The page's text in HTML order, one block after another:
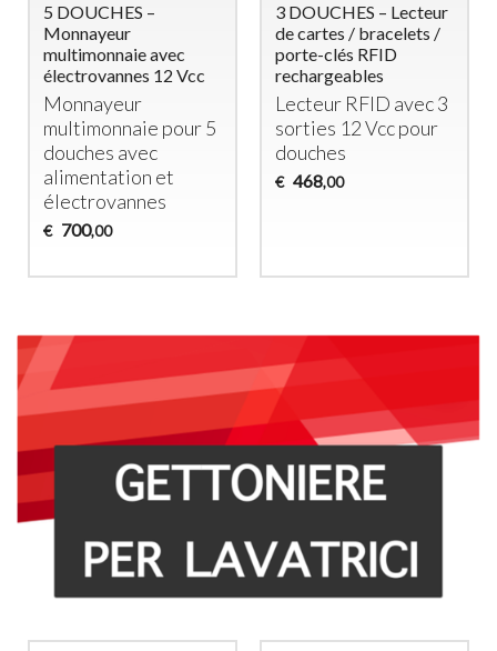
2 DOUCHES –
Monnayeur
Multimonnaie
Temporisé avec
Électrovannes
Monnayeur
Temporisé pour 2
Douches
€ 438,00
Gettoniera per 8
Lavatrici (o 4 Lavatrici
e 4 Asciugatrici)
Gettoniera a
Monete per 8
Lavatrici o
Asciugatrici –
Controllo